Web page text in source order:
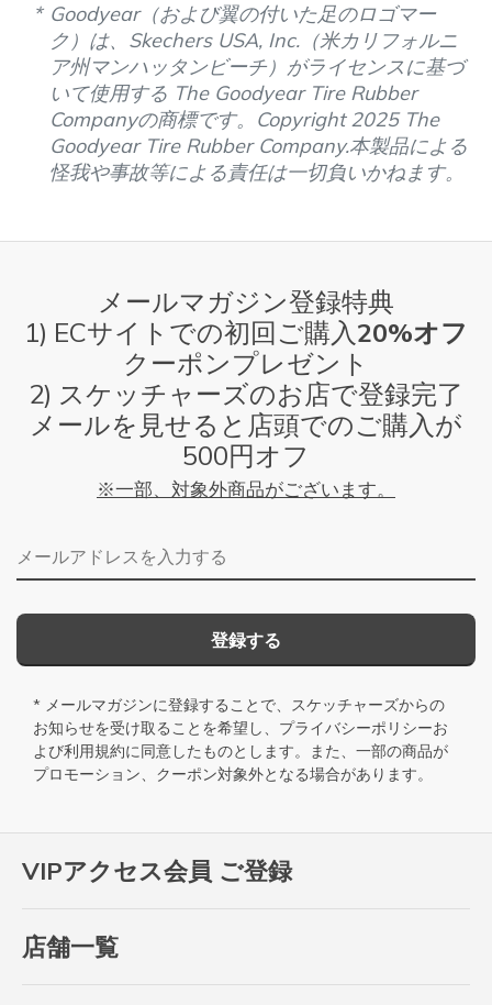
Goodyear（および翼の付いた足のロゴマー
ク）は、Skechers USA, Inc.（米カリフォルニ
ア州マンハッタンビーチ）がライセンスに基づ
いて使用する The Goodyear Tire Rubber
Companyの商標です。Copyright 2025 The
Goodyear Tire Rubber Company.本製品による
怪我や事故等による責任は一切負いかねます。
VIPアクセス会員 ご登録
店舗一覧
メールマガジン登録特典
1) ECサイトでの初回ご購入20%オフ
クーポンプレゼント
2) スケッチャーズのお店で登録完了
メールを見せると店頭でのご購入が
500円オフ
※一部、対象外商品がございます。
メールアドレス
登録する
* メールマガジンに登録することで、スケッチャーズからの
お知らせを受け取ることを希望し、 プライバシーポリシーお
よび利用規約に同意したものとします。また、一部の商品が
プロモーション、クーポン対象外となる場合があります。